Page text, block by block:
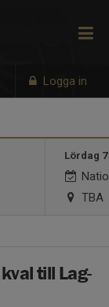
Logga in
Lördag
TBA
till Lag-